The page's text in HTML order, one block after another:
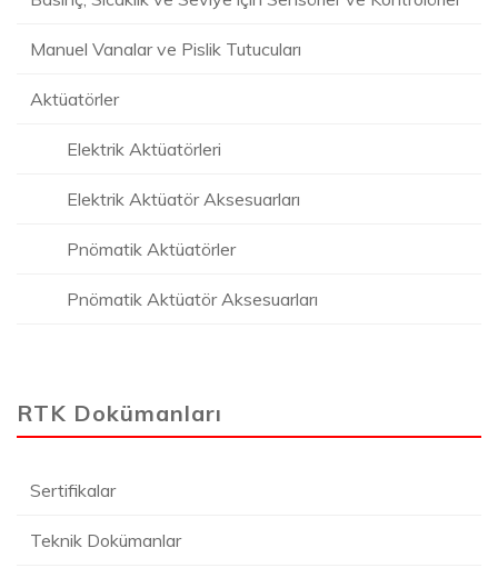
Manuel Vanalar ve Pislik Tutucuları
Aktüatörler
Elektrik Aktüatörleri
Elektrik Aktüatör Aksesuarları
Pnömatik Aktüatörler
Pnömatik Aktüatör Aksesuarları
RTK Dokümanları
Sertifikalar
Teknik Dokümanlar